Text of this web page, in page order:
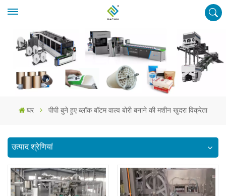
घर पीपी बुने हुए ब्लॉक बॉटम वाल्व बोरी बनाने की मशीन खुदरा विक्रेता
उत्पाद श्रेणियां